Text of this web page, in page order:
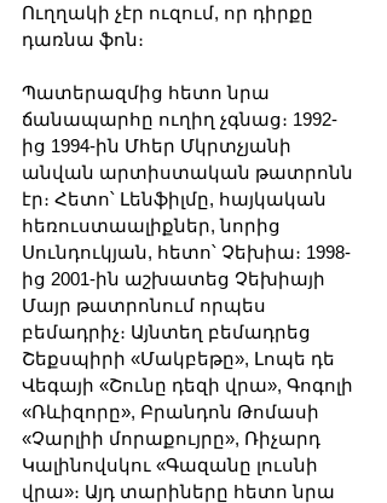
Ուղղակի չէր ուզում, որ դիրքը
դառնա ֆոն։
Պատերազմից հետո նրա
ճանապարհը ուղիղ չգնաց։ 1992-
ից 1994-ին Մհեր Մկրտչյանի
անվան արտիստական թատրոնն
էր։ Հետո՝ Լենֆիլմը, հայկական
հեռուստաալիքներ, նորից
Սունդուկյան, հետո՝ Չեխիա։ 1998-
ից 2001-ին աշխատեց Չեխիայի
Մայր թատրոնում որպես
բեմադրիչ։ Այնտեղ բեմադրեց
Շեքսպիրի «Մակբեթը», Լոպե դե
Վեգայի «Շունը դեզի վրա», Գոգոլի
«Ռևիզորը», Բրանդոն Թոմասի
«Չարլիի մորաքույրը», Ռիչարդ
Կալինովսկու «Գազանը լուսնի
վրա»։ Այդ տարիները հետո նրա